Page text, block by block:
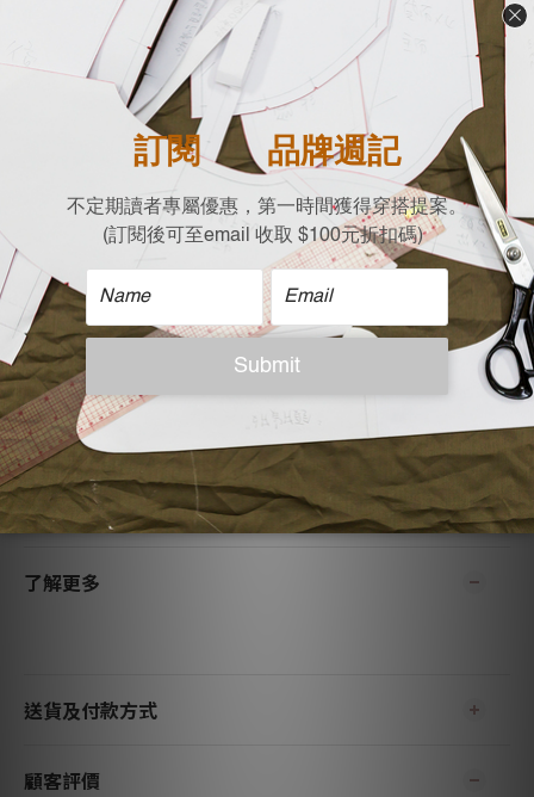
- so that's me設計製作
| 材質 |
| 尺寸 (平放測量cm) |
肩寬 X 胸寬 X 衣長 X 袖長
M : 32.5 X 46.5 X 62 X 14.5
| 模特兒 |
163 cm / 45 kg M號
| 注意事項 |
- 可使用30度冷水機洗
- 相似色分開洗滌
- 不可長時間浸泡
- 不可使用含氯漂白水
- 低溫烘乾
- 低溫反面整燙
了解更多
送貨及付款方式
顧客評價